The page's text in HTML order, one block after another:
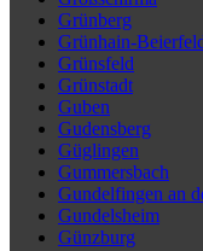
Grünberg
Grünhain-
Grünsfeld
Grünstadt
Guben
Gudensberg
Güglingen
Gummersbach
Gundelfingen an
Gundelsheim
Günzburg